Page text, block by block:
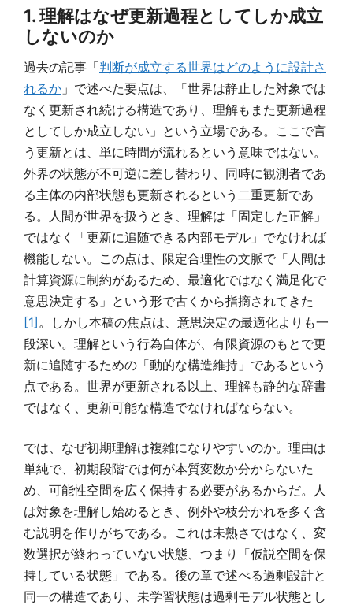
1. 理解はなぜ更新過程としてしか成立
しないのか
過去の記事「判断が成立する世界はどのように設計さ
れるか 」で述べた要点は、「世界は静止した対象では
なく更新され続ける構造であり、理解もまた更新過程
としてしか成立しない」という立場である。ここで言
う更新とは、単に時間が流れるという意味ではない。
外界の状態が不可逆に差し替わり、同時に観測者であ
る主体の内部状態も更新されるという二重更新であ
る。人間が世界を扱うとき、理解は「固定した正解」
ではなく「更新に追随できる内部モデル」でなければ
機能しない。この点は、限定合理性の文脈で「人間は
計算資源に制約があるため、最適化ではなく満足化で
意思決定する」という形で古くから指摘されてきた
[1] 。しかし本稿の焦点は、意思決定の最適化よりも一
段深い。理解という行為自体が、有限資源のもとで更
新に追随するための「動的な構造維持」であるという
点である。世界が更新される以上、理解も静的な辞書
ではなく、更新可能な構造でなければならない。
では、なぜ初期理解は複雑になりやすいのか。理由は
単純で、初期段階では何が本質変数か分からないた
め、可能性空間を広く保持する必要があるからだ。人
は対象を理解し始めるとき、例外や枝分かれを多く含
む説明を作りがちである。これは未熟さではなく、変
数選択が終わっていない状態、つまり「仮説空間を保
持している状態」である。後の章で述べる過剰設計と
同一の構造であり、未学習状態は過剰モデル状態とし